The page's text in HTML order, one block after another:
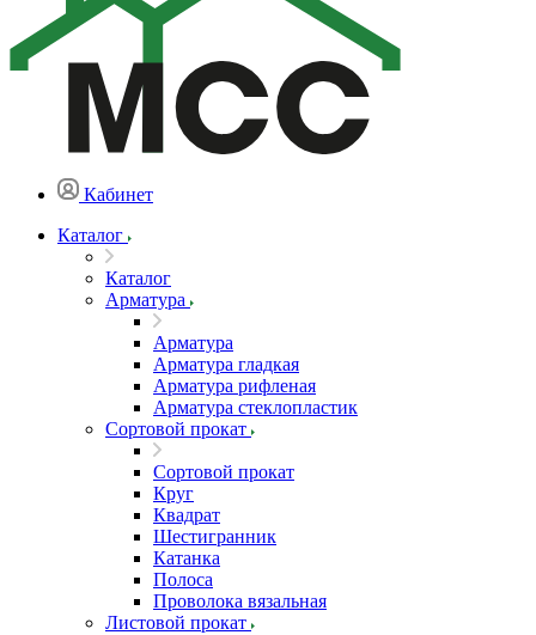
Кабинет
Каталог
Каталог
Арматура
Арматура
Арматура гладкая
Арматура рифленая
Арматура стеклопластик
Сортовой прокат
Сортовой прокат
Круг
Квадрат
Шестигранник
Катанка
Полоса
Проволока вязальная
Листовой прокат